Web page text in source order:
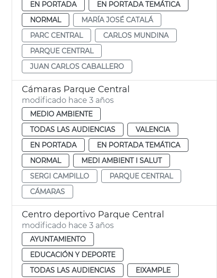
EN PORTADA
EN PORTADA TEMÁTICA
NORMAL
MARÍA JOSÉ CATALÁ
PARC CENTRAL
CARLOS MUNDINA
PARQUE CENTRAL
JUAN CARLOS CABALLERO
Cámaras Parque Central
modificado hace 3 años
MEDIO AMBIENTE
TODAS LAS AUDIENCIAS
VALENCIA
EN PORTADA
EN PORTADA TEMÁTICA
NORMAL
MEDI AMBIENT I SALUT
SERGI CAMPILLO
PARQUE CENTRAL
CÁMARAS
Centro deportivo Parque Central
modificado hace 3 años
AYUNTAMIENTO
EDUCACIÓN Y DEPORTE
TODAS LAS AUDIENCIAS
EIXAMPLE